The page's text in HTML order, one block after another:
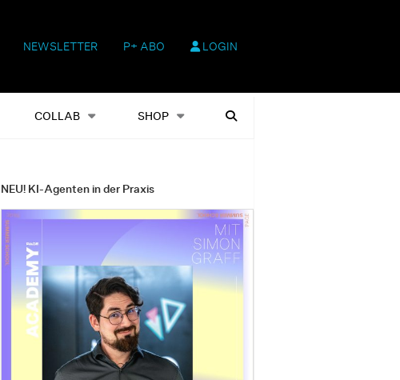
NEWSLETTER P+ ABO LOGIN
COLLAB SHOP
Shop Heftausgaben Suchen
NEU! KI-Agenten in der Praxis